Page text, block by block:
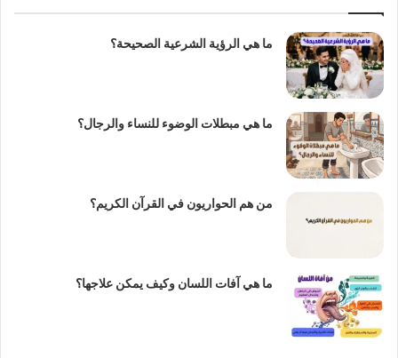
ما هي الرؤية الشرعية الصحيحة؟
ما هي مبطلات الوضوء للنساء والرجال؟
من هم الحواريون في القرآن الكريم؟
ما هي آفات اللسان وكيف يمكن علاجها؟